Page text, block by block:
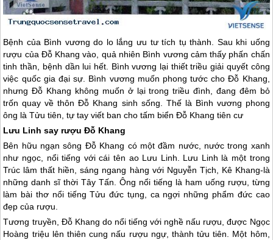
Bệnh của Bình vương do lo lắng ưu tư tích tụ thành. Sau khi uống
rượu của Đỗ Khang vào, quả nhiên Bình vương cảm thấy phấn chấn
tinh thần, bệnh dần lui hết. Bình vương lại thiết triều giải quyết công
việc quốc gia đại sự. Bình vương muốn phong tước cho Đỗ Khang,
nhưng Đỗ Khang không muốn ở lại trong triều đình, đang đêm bỏ
trốn quay về thôn Đỗ Khang sinh sống. Thế là Bình vương phong
ông là Tửu tiên, tự tay viết ban cho tấm biển Đỗ Khang tiên cư
Lưu Linh say rượu Đỗ Khang
Bên hữu ngạn sông Đỗ Khang có một đầm nước, nước trong xanh
như ngọc, nổi tiếng với cái tên ao Lưu Linh. Lưu Linh là một trong
Trúc lâm thất hiền, sáng ngang hàng với Nguyễn Tịch, Kê Khang-là
những danh sĩ thời Tây Tấn. Ông nổi tiếng là ham uống rượu, từng
làm bài thơ nổi tiếng Tửu đức tụng, ca ngợi những phẩm đức cao
đẹp của rượu.
Tương truyền, Đỗ Khang do nổi tiếng với nghề nấu rượu, được Ngọc
Hoàng triệu lên thiên cung nấu rượu ngự, thành tửu tiên. Một hôm,